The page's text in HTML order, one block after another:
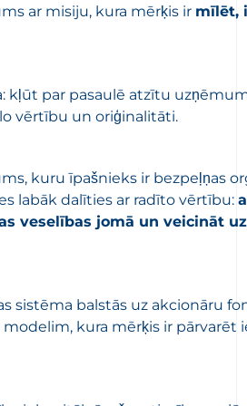
ar misiju, kura mērķis ir mīlēt,
kļūt par pasaulē atzītu
vērtību un oriģinalitāti.
kuru īpašnieks ir bezpeļņas
labāk dalīties ar radīto vērtību:
veselības jomā un veicināt
sistēma balstās uz akcionāru
kura mērķis ir pārvarēt